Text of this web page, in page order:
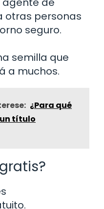
otras personas
seguro.
semilla que
a muchos.
¿Para qué
título